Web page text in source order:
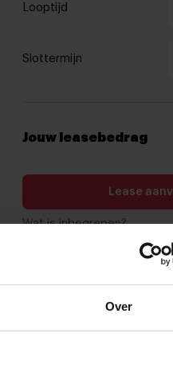
Over
Looptijd
Slottermijn
Jouw leasebedrag
Lease
Wat is inbegrepen?